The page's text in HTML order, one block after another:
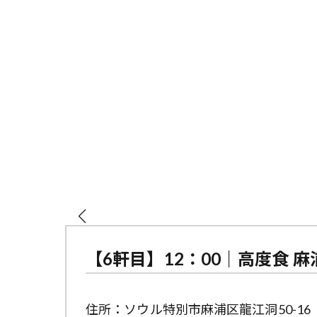
【6軒目】12：00｜高度食 麻
住所：ソウル特別市麻浦区龍江洞50-16